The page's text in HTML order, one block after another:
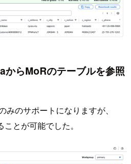
らMoRのテーブルを参照
のサポートになりますが、
とが可能でした。